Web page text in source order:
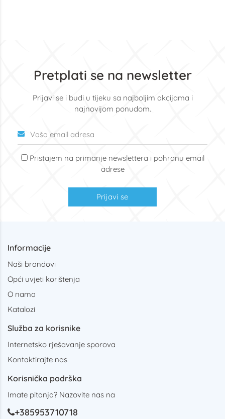
Pretplati se na newsletter
Prijavi se i budi u tijeku sa najboljim akcijama i
najnovijom ponudom.
Pristajem na primanje newslettera i pohranu email
adrese
Prijavi se
Informacije
Naši brandovi
Opći uvjeti korištenja
O nama
Katalozi
Služba za korisnike
Internetsko rješavanje sporova
Kontaktirajte nas
Korisnička podrška
Imate pitanja? Nazovite nas na
+385953710718